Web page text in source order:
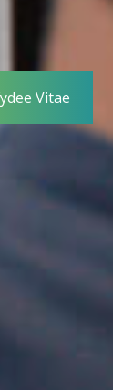
Vitae